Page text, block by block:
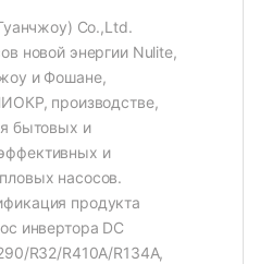
Co.,Ltd.
новой энергии Nulite,
и Фошане,
производстве,
бытовых и
и
насосов.
продукта
инвертора DC
R32/R410A/R134A,